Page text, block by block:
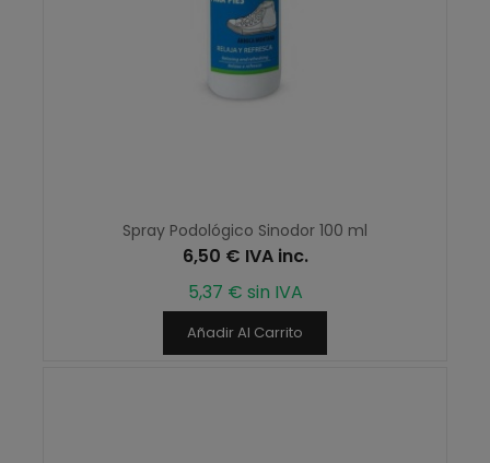
Spray Podológico Sinodor 100 ml
6,50 € IVA inc.
5,37 € sin IVA
Añadir Al Carrito